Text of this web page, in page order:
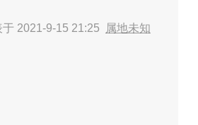
于 2021-9-15 21:25 属地未知